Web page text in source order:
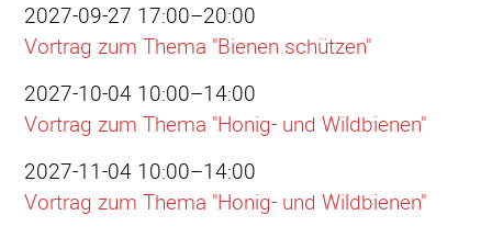
2027-09-27 17:00–20:00
Vortrag zum Thema "Bienen schützen"
2027-10-04 10:00–14:00
Vortrag zum Thema "Honig- und Wildbienen"
2027-11-04 10:00–14:00
Vortrag zum Thema "Honig- und Wildbienen"